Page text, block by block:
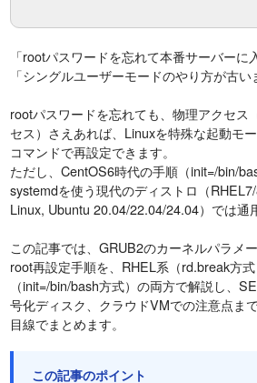
「rootパスワードを忘れて本番サーバーに
「シングルユーザーモードのやり方が古い
rootパスワードを忘れても、物理アクセス
セス）さえあれば、Linuxを特殊な起動モ
コマンドで再設定できます。
ただし、CentOS6時代の手順（init=/bin/
systemdを使う現代のディストロ（
Linux, Ubuntu 20.04/22.04/24.04）では通
この記事では、GRUB2のカーネルパラメ
root再設定手順を、RHEL系（rd.break方
（init=/bin/bash方式）の両方で解説し、
号化ディスク、クラウドVMでの注意点ま
目線でまとめます。
この記事のポイント